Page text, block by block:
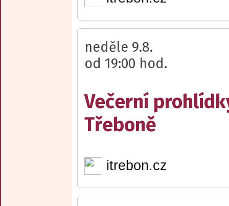
neděle 9.8.
od 19:00 hod.
Večerní
Třeboně
itrebon.cz